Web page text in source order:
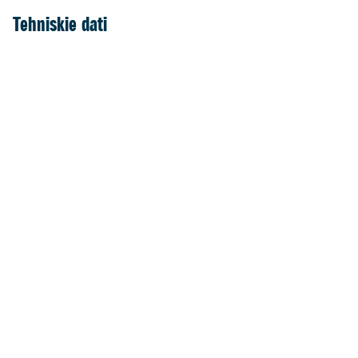
Tehniskie dati